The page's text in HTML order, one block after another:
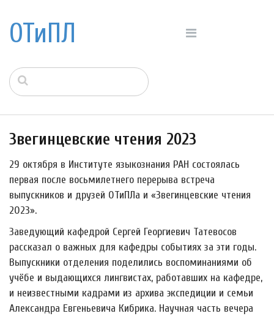
ОТиПЛ
Звегинцевские чтения 2023
29 октября в Институте языкознания РАН состоялась
первая после восьмилетнего перерыва встреча
выпускников и друзей ОТиПЛа и «Звегинцевские чтения
2023».
Заведующий кафедрой Сергей Георгиевич Татевосов
рассказал о важных для кафедры событиях за эти годы.
Выпускники отделения поделились воспоминаниями об
учёбе и выдающихся лингвистах, работавших на кафедре,
и неизвестными кадрами из архива экспедиции и семьи
Александра Евгеньевича Кибрика. Научная часть вечера